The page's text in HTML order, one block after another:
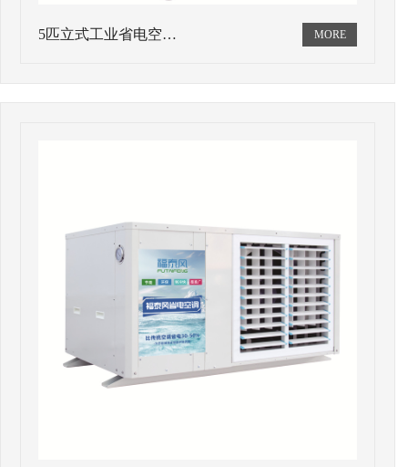
5匹立式工业省电空…